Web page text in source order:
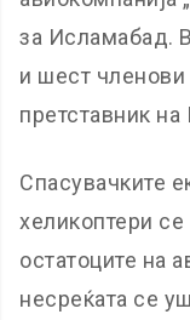
за Исламабад.
и шест
претставник на
Спасувачките
хеликоптери
остатоците на
несреќата се